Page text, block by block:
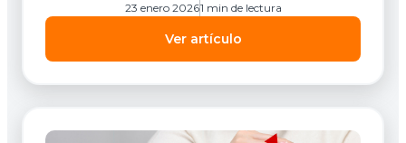
Ver artículo
23 enero 20261 min de lectura